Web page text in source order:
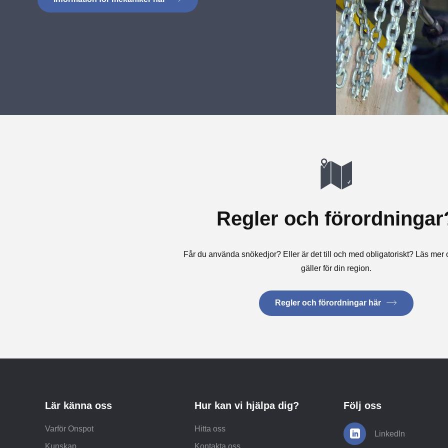
Regler och
Får du använda snökedjor? Eller är det till och med obligatoriskt? Läs mer
gäller för din region.
Regler och förordningar här
Lär känna oss
Varför Onspot
Kunskap
Hur kan vi hjälpa dig?
Hitta oss
Kontakta oss
Följ oss
LinkedIn